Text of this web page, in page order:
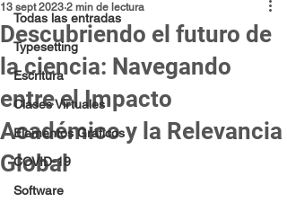
Todas las entradas
Typesetting
Escritura
Clases Virtuales
Elementos Gráficos
COVID-19
Software
Descubriendo el futuro de
la ciencia: Navegando
entre el Impacto
Académico y la Relevancia
Global
13 sept 2023 2 min de lectura